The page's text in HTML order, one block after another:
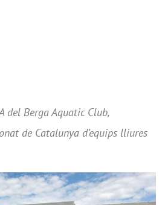
del Berga Aquatic Club,
de Catalunya d’equips lliures